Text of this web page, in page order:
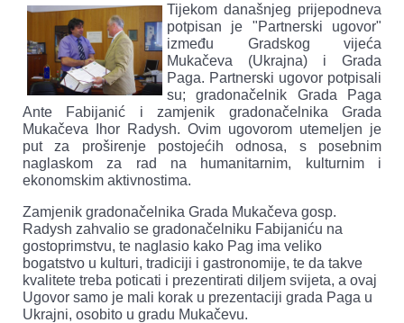
Tijekom današnjeg prijepodneva
potpisan je "Partnerski ugovor"
između Gradskog vijeća
Mukačeva (Ukrajna) i Grada
Paga. Partnerski ugovor potpisali
su; gradonačelnik Grada Paga
Ante Fabijanić i zamjenik gradonačelnika Grada
Mukačeva Ihor Radysh. Ovim ugovorom utemeljen je
put za proširenje postojećih odnosa, s posebnim
naglaskom za rad na humanitarnim, kulturnim i
ekonomskim aktivnostima.
Zamjenik gradonačelnika Grada Mukačeva gosp.
Radysh zahvalio se gradonačelniku Fabijaniću na
gostoprimstvu, te naglasio kako Pag ima veliko
bogatstvo u kulturi, tradiciji i gastronomije, te da takve
kvalitete treba poticati i prezentirati diljem svijeta, a ovaj
Ugovor samo je mali korak u prezentaciji grada Paga u
Ukrajni, osobito u gradu Mukačevu.